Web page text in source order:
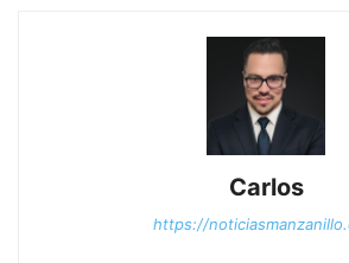
Carlos
https://